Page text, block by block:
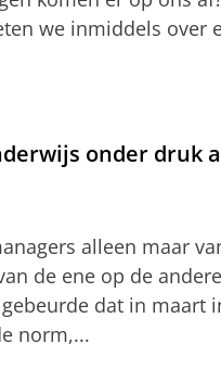
we inmiddels over
onder druk
alleen maar
de ene op de
dat in maart
norm,...